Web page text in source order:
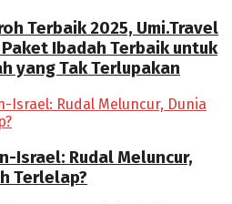
Terbaik 2025, Umi.Travel
Ibadah Terbaik untuk
yang Tak Terlupakan
Israel: Rudal Meluncur,
Terlelap?